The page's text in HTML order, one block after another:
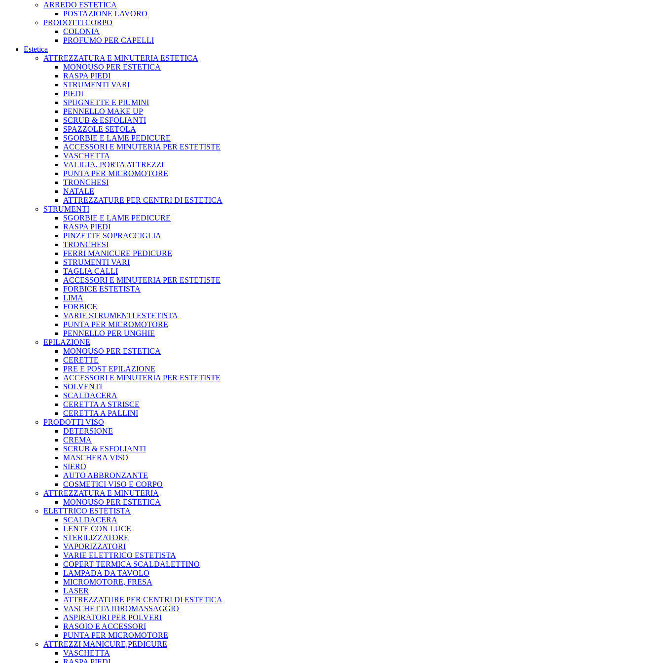
ARREDO ESTETICA
POSTAZIONE LAVORO
PRODOTTI CORPO
COLONIA
PROFUMO PER CAPELLI
Estetica
ATTREZZATURA E MINUTERIA ESTETICA
MONOUSO PER ESTETICA
RASPA PIEDI
STRUMENTI VARI
PIEDI
SPUGNETTE E PIUMINI
PENNELLO MAKE UP
SCRUB & ESFOLIANTI
SPAZZOLE SETOLA
SGORBIE E LAME PEDICURE
ACCESSORI E MINUTERIA PER ESTETISTE
VASCHETTA
VALIGIA, PORTA ATTREZZI
PUNTA PER MICROMOTORE
TRONCHESI
NATALE
ATTREZZATURE PER CENTRI DI ESTETICA
STRUMENTI
SGORBIE E LAME PEDICURE
RASPA PIEDI
PINZETTE SOPRACCIGLIA
TRONCHESI
FERRI MANICURE PEDICURE
STRUMENTI VARI
TAGLIA CALLI
ACCESSORI E MINUTERIA PER ESTETISTE
FORBICE ESTETISTA
LIMA
FORBICE
VARIE STRUMENTI ESTETISTA
PUNTA PER MICROMOTORE
PENNELLO PER UNGHIE
EPILAZIONE
MONOUSO PER ESTETICA
CERETTE
PRE E POST EPILAZIONE
ACCESSORI E MINUTERIA PER ESTETISTE
SOLVENTI
SCALDACERA
CERETTA A STRISCE
CERETTA A PALLINI
PRODOTTI VISO
DETERSIONE
CREMA
SCRUB & ESFOLIANTI
MASCHERA VISO
SIERO
AUTO ABBRONZANTE
COSMETICI VISO E CORPO
ATTREZZATURA E MINUTERIA
MONOUSO PER ESTETICA
ELETTRICO ESTETISTA
SCALDACERA
LENTE CON LUCE
STERILIZZATORE
VAPORIZZATORI
VARIE ELETTRICO ESTETISTA
COPERT TERMICA SCALDALETTINO
LAMPADA DA TAVOLO
MICROMOTORE, FRESA
LASER
ATTREZZATURE PER CENTRI DI ESTETICA
VASCHETTA IDROMASSAGGIO
ASPIRATORI PER POLVERI
RASOIO E ACCESSORI
PUNTA PER MICROMOTORE
ATTREZZI MANICURE,PEDICURE
VASCHETTA